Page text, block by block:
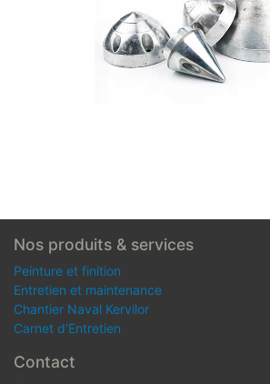
Nos produits & services
Peinture et finition
Entretien et maintenance
Chantier Naval Kervilor
Carnet d'Entretien
Contact